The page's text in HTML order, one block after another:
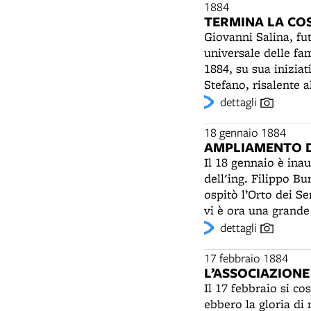
della diocesi.
Il sito che
stesso modo in cui
Gerusalemme. Nel
molte chiese
occasione
intervento più
dei luoghi”.
1884
TERMINA LA
Giovanni Salina,
universale delle
1884, su sua
Stefano, risalente
senatori più noti di
club più esclusivo
opere d'arte
edificio è
da oculi.
nel settore di
Notevoli sono
Properzia de'
modificata la
radicalmente gli
un'iscrizione latina
dettagli
18 gennaio 1884
AMPLIAMENTO
Il 18 gennaio è
dell'ing. Filippo
ospitò l’Orto dei
vi è ora una
cafè-restaurant,
colonne in ghisa,
Kholen e Bubbèe.
“a gaz” - troppo
dettagli
17 febbraio 1884
Il 17 febbraio si
ebbero la gloria di